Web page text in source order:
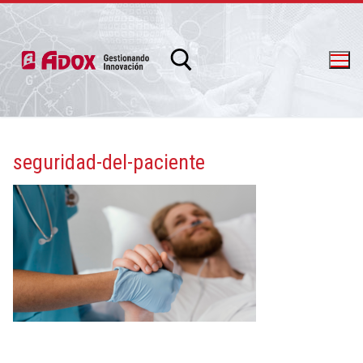
info@adox.com.ar
seguridad-del-paciente